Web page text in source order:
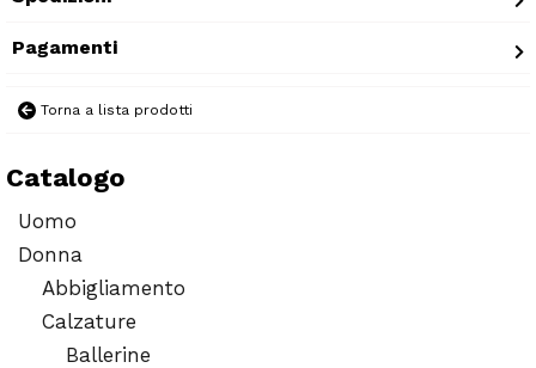
Pagamenti
Torna a lista prodotti
Catalogo
Uomo
Donna
Abbigliamento
Calzature
Ballerine